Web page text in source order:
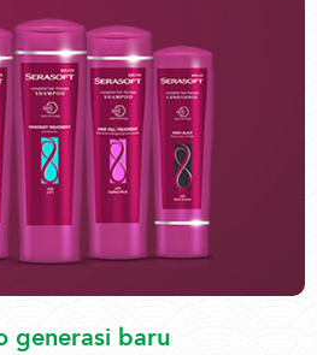
generasi baru